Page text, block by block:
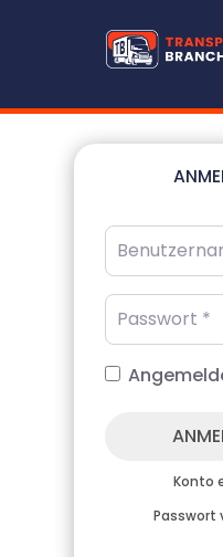
Passwort
Konto
Passwort